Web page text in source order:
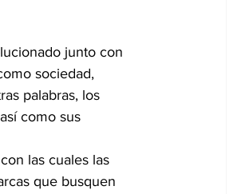
junto con
sociedad,
palabras, los
como sus
las cuales las
que busquen